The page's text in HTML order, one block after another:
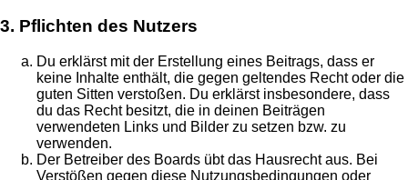
3. Pflichten des Nutzers
Du erklärst mit der Erstellung eines Beitrags, dass er
keine Inhalte enthält, die gegen geltendes Recht oder die
guten Sitten verstoßen. Du erklärst insbesondere, dass
du das Recht besitzt, die in deinen Beiträgen
verwendeten Links und Bilder zu setzen bzw. zu
verwenden.
Der Betreiber des Boards übt das Hausrecht aus. Bei
Verstößen gegen diese Nutzungsbedingungen oder